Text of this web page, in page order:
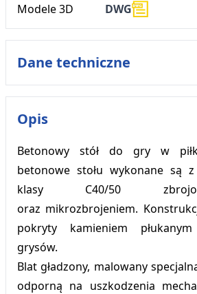
Modele 3D
DWG
Dane techniczne
Opis
Betonowy stół do gry w
betonowe stołu wykonane są
klasy C40/50
oraz mikrozbrojeniem.
pokryty kamieniem
grysów.
Blat gładzony, malowany
odporną na uszkodzenia